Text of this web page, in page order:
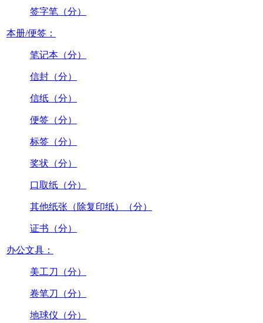
签字笔（分）
本册/便签：
笔记本（分）
信封（分）
信纸（分）
便签（分）
标签（分）
奖状（分）
口取纸（分）
其他纸张（除复印纸）（分）
证书（分）
办公文具：
美工刀（分）
卷笔刀（分）
地球仪（分）